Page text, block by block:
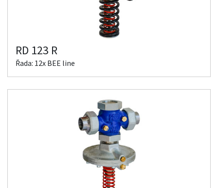
RD 123 R
Řada: 12x BEE line